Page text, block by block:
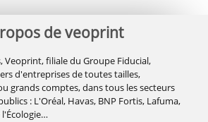
de veoprint
Veoprint, filiale du Groupe Fiducial,
d'entreprises de toutes tailles,
grands comptes, dans tous les secteurs
: L'Oréal, Havas, BNP Fortis, Lafuma,
l'Écologie…